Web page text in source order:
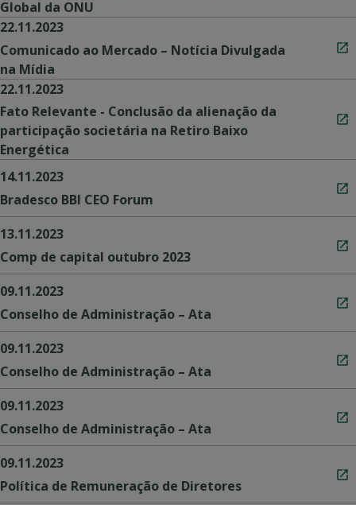
Global da ONU
22.11.2023
Comunicado ao Mercado – Notícia Divulgada
na Mídia
22.11.2023
Fato Relevante - Conclusão da alienação da
participação societária na Retiro Baixo
Energética
14.11.2023
Bradesco BBI CEO Forum
13.11.2023
Comp de capital outubro 2023
09.11.2023
Conselho de Administração – Ata
09.11.2023
Conselho de Administração – Ata
09.11.2023
Conselho de Administração – Ata
09.11.2023
Política de Remuneração de Diretores